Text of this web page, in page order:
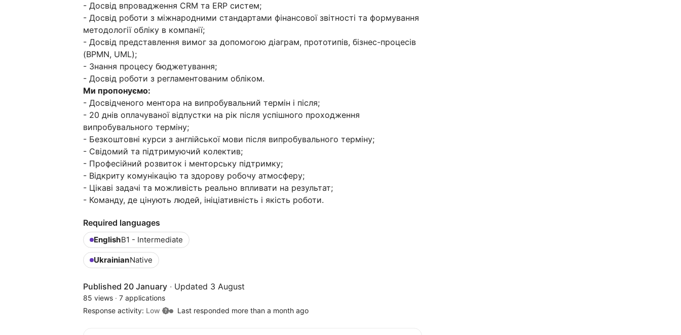
- Досвід впровадження CRM та ERP систем;
- Досвід роботи з міжнародними стандартами фінансової звітності та формування
методології обліку в компанії;
- Досвід представлення вимог за допомогою діаграм, прототипів, бізнес-процесів
(BPMN, UML);
- Знання процесу бюджетування;
- Досвід роботи з регламентованим обліком.
Ми пропонуємо:
- Досвідченого ментора на випробувальний термін і після;
- 20 днів оплачуваної відпустки на рік після успішного проходження
випробувального терміну;
- Безкоштовні курси з англійської мови після випробувального терміну;
- Свідомий та підтримуючий колектив;
- Професійний розвиток і менторську підтримку;
- Відкриту комунікацію та здорову робочу атмосферу;
- Цікаві задачі та можливість реально впливати на результат;
- Команду, де цінують людей, ініціативність і якість роботи.
Required languages
EnglishB1 - Intermediate
UkrainianNative
Published 20 January · Updated 3 August
85 views · 7 applications
Response activity: Low Last responded more than a month ago